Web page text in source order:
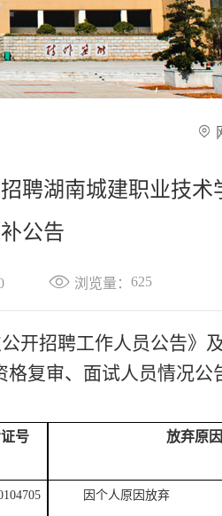
聘湖南城建职业技术
公告
浏览量： 625
开招聘工作人员公告》
复审、面试人员情况公
号 放弃原因
因个人原因放弃